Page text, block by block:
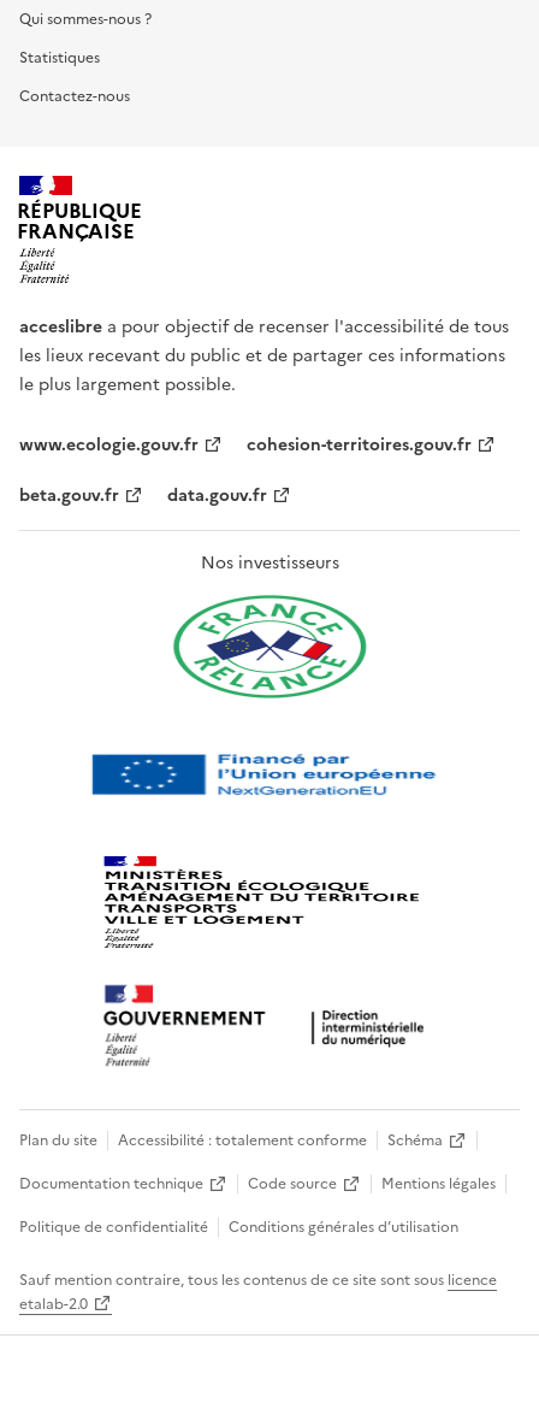
Qui sommes-nous ?
Statistiques
Contactez-nous
RÉPUBLIQUE
FRANÇAISE
acceslibre a pour objectif de recenser l'accessibilité de tous
les lieux recevant du public et de partager ces informations
le plus largement possible.
www.ecologie.gouv.fr
cohesion-territoires.gouv.fr
beta.gouv.fr
data.gouv.fr
Nos investisseurs
Plan du site Accessibilité : totalement conforme
Schéma
Documentation technique
Code source
Mentions légales
Politique de confidentialité
Conditions générales d’utilisation
Sauf mention contraire, tous les contenus de ce site sont sous licence
etalab-2.0